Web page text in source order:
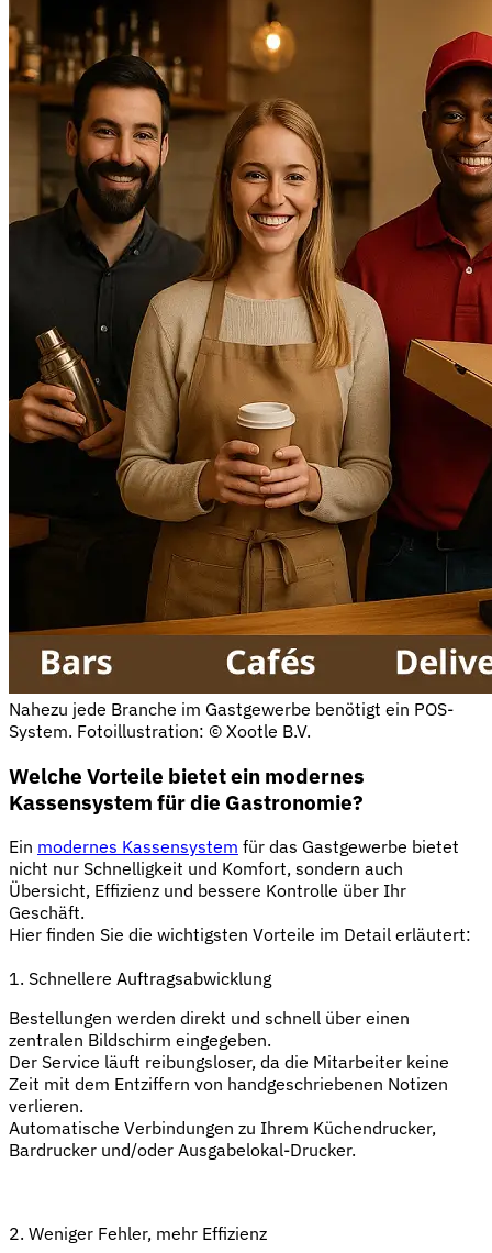
Nahezu jede Branche im Gastgewerbe benötigt ein POS-
System. Fotoillustration: © Xootle B.V.
Welche Vorteile bietet ein modernes
Kassensystem für die Gastronomie?
Ein modernes Kassensystem für das Gastgewerbe bietet
nicht nur Schnelligkeit und Komfort, sondern auch
Übersicht, Effizienz und bessere Kontrolle über Ihr
Geschäft.
Hier finden Sie die wichtigsten Vorteile im Detail erläutert:
1. Schnellere Auftragsabwicklung
Bestellungen werden direkt und schnell über einen
zentralen Bildschirm eingegeben.
Der Service läuft reibungsloser, da die Mitarbeiter keine
Zeit mit dem Entziffern von handgeschriebenen Notizen
verlieren.
Automatische Verbindungen zu Ihrem Küchendrucker,
Bardrucker und/oder Ausgabelokal-Drucker.
2. Weniger Fehler, mehr Effizienz